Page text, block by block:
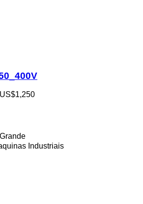
Industriais